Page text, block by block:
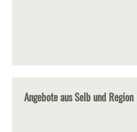
Angebote aus Selb und Region